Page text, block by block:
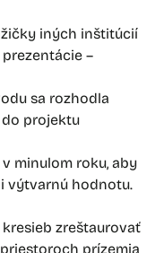
iných inštitúcií
–
sa rozhodla
do projektu
minulom roku, aby
výtvarnú hodnotu.
zreštaurovať
prízemia